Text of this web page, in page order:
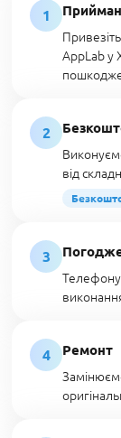
1
AppLab у
2
від
3
4
Ремонт